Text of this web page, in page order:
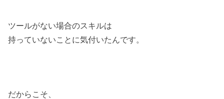
ツールがない場合のスキルは
持っていないことに気付いたんです。
だからこそ、